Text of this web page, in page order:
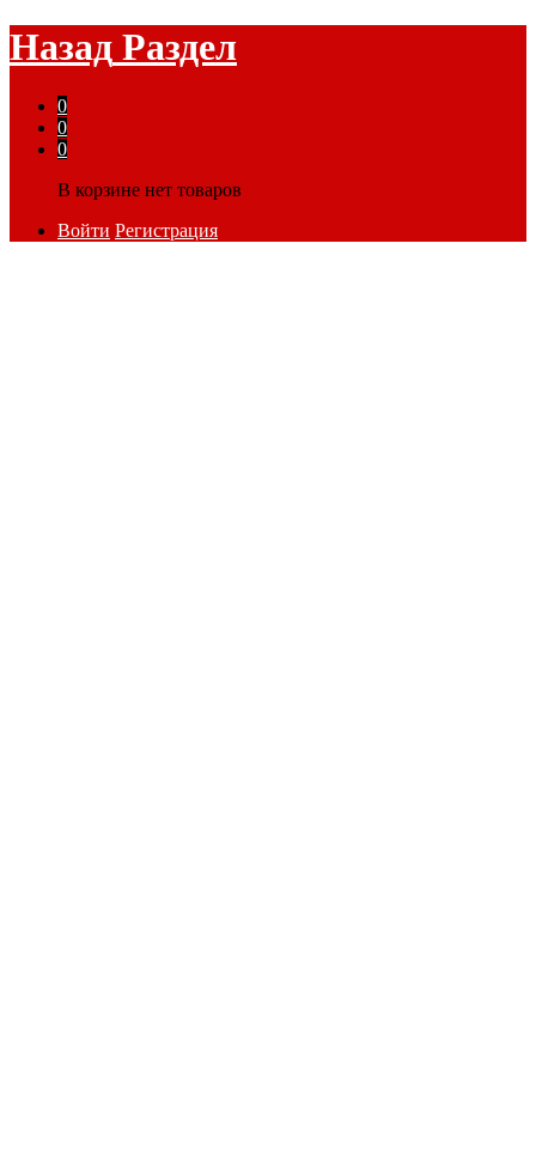
Назад Раздел
0
0
0
В корзине нет товаров
Войти Регистрация